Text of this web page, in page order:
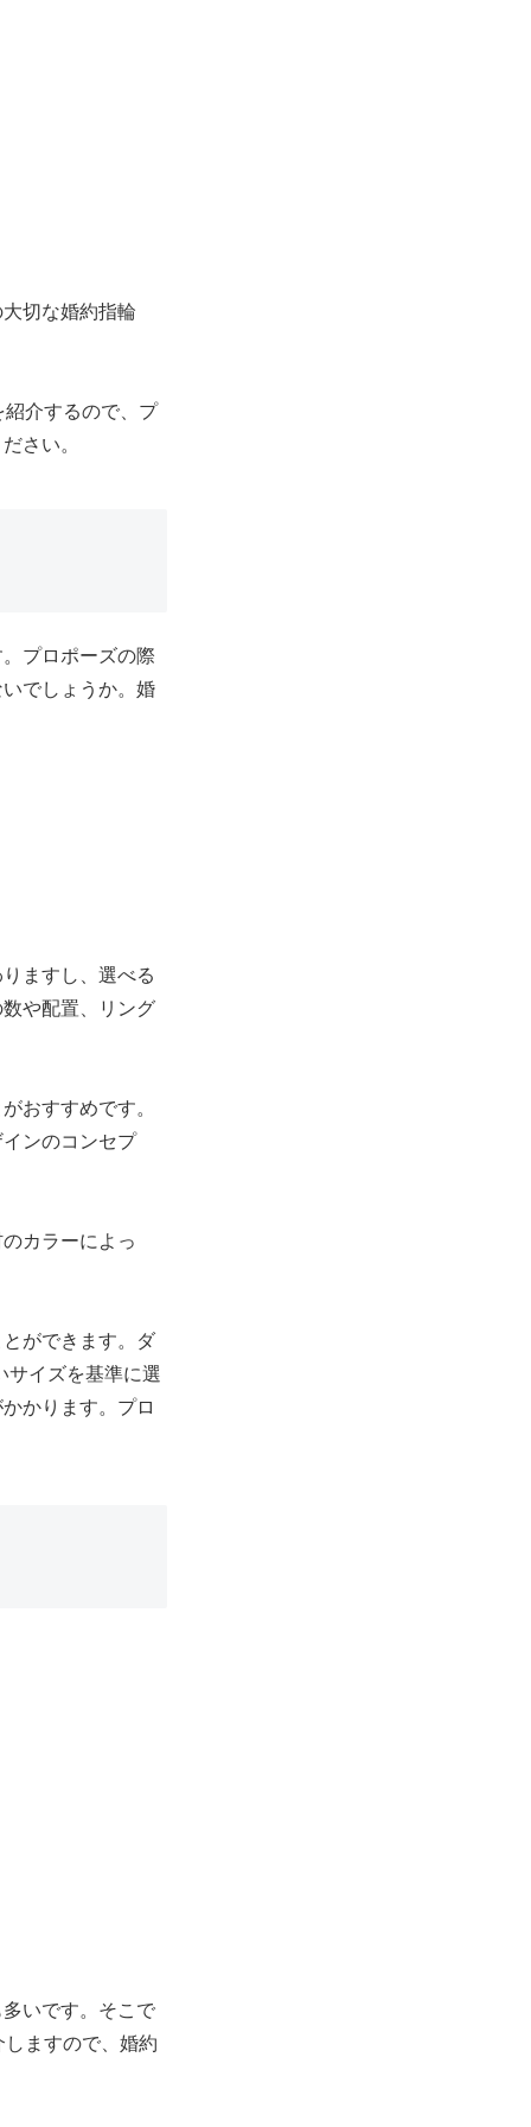
切な婚約指輪
介するので、プ
さい。
プロポーズの際
でしょうか。婚
ますし、選べる
や配置、リング
おすすめです。
ンのコンセプ
カラーによっ
ができます。ダ
サイズを基準に選
かります。プロ
いです。そこで
ますので、婚約